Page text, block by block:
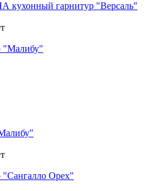
гарнитур "Версаль"